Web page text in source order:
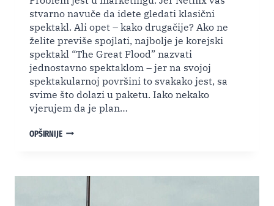
stvarno navuče da idete gledati klasični
spektakl. Ali opet – kako drugačije? Ako ne
želite previše spojlati, najbolje je korejski
spektakl “The Great Flood” nazvati
jednostavno spektaklom – jer na svojoj
spektakularnoj površini to svakako jest, sa
svime što dolazi u paketu. Iako nekako
vjerujem da je plan…
OPŠIRNIJENETFLIX
FLOOD”